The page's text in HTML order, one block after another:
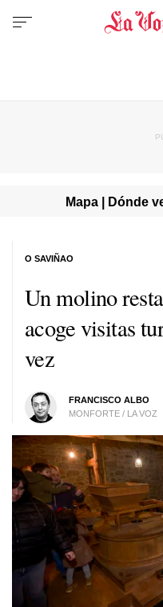
Mapa | Dónde
Un molino
acoge visitas
vez
FRANCISCO ALBO
MONFORTE / LA VOZ
O SAVIÑAO